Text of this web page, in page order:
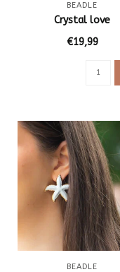
BEADLE
Crystal love
€19,99
BEADLE